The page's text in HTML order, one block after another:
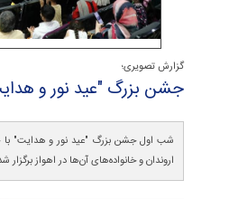
گزارش تصویری؛
جشن بزرگ "عید نور و
شب اول جشن بزرگ "عید نور و هدایت"
اروندان و خانواده‌های آن‌ها در اهواز برگزار